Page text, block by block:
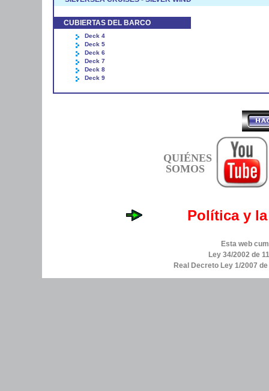
CUBIERTAS DEL BARCO
Deck 4
Deck 5
Deck 6
Deck 7
Deck 8
Deck 9
QUIÉNES
SOMOS
Política y
Esta web
Ley 34/2002 de
Real Decreto Ley 1/2007